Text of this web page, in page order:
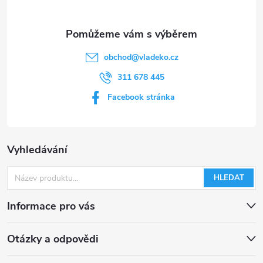
Vyhledávání
HLEDAT
Informace pro vás
Otázky a odpovědi
obchod@vladeko.cz
311 678 445
Facebook stránka